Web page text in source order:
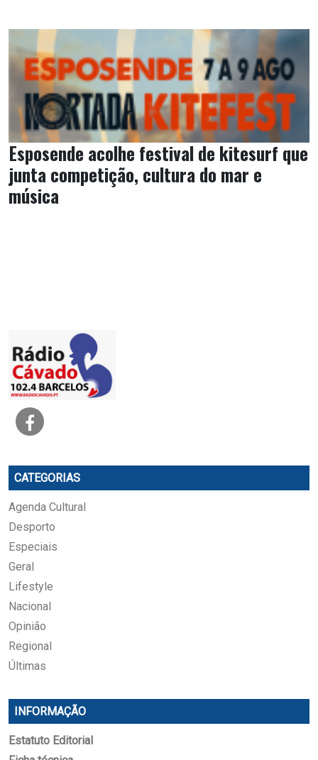
Esposende acolhe festival de kitesurf que
junta competição, cultura do mar e
música
CATEGORIAS
Agenda Cultural
Desporto
Especiais
Geral
Lifestyle
Nacional
Opinião
Regional
Últimas
INFORMAÇÃO
Estatuto Editorial